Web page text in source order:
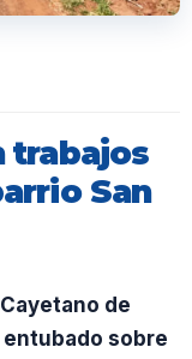
trabajos
San
Cayetano de
entubado sobre